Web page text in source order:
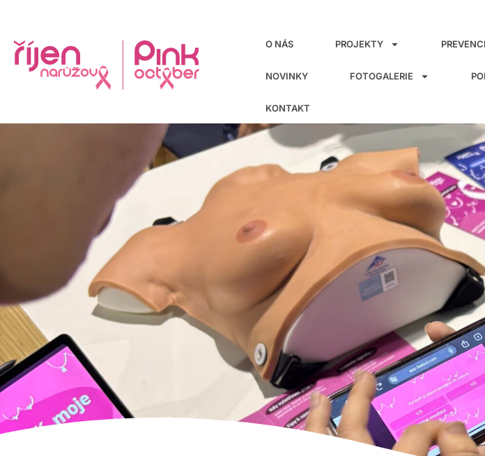
O NÁS PROJEKTY
NOVINKY FOTOGALERIE
KONTAKT